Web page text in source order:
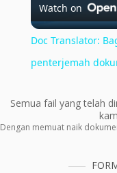
Watch on
Doc Translator:
penterjemah
Semua fail yang telah
Dengan memuat naik